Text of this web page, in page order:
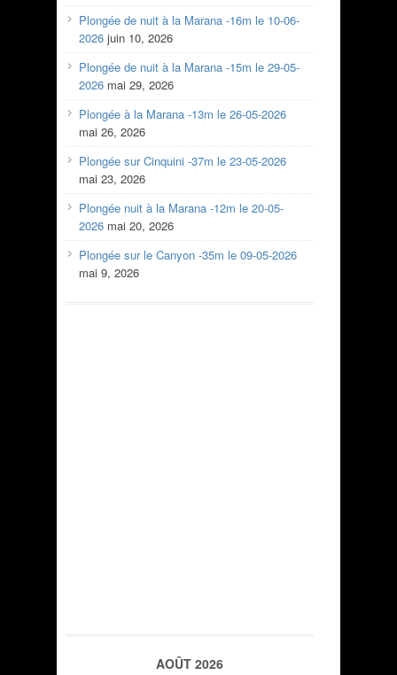
Plongée de nuit à la Marana -16m le 10-06-
2026 juin 10, 2026
Plongée de nuit à la Marana -15m le 29-05-
2026 mai 29, 2026
Plongée à la Marana -13m le 26-05-2026
mai 26, 2026
Plongée sur Cinquini -37m le 23-05-2026
mai 23, 2026
Plongée nuit à la Marana -12m le 20-05-
2026 mai 20, 2026
Plongée sur le Canyon -35m le 09-05-2026
mai 9, 2026
AOÛT 2026